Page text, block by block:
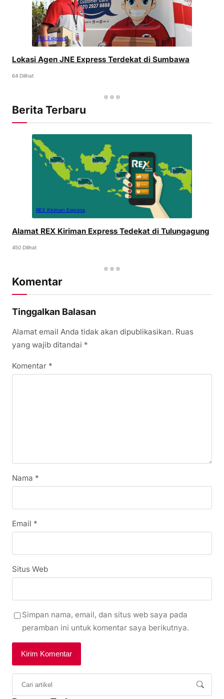
JNE Express
Lokasi Agen JNE Express Terdekat di Sumbawa
64 Dilihat
Berita Terbaru
REX Kiriman Express
Alamat REX Kiriman Express Tedekat di Tulungagung
450 Dilihat
Komentar
Tinggalkan Balasan
Alamat email Anda tidak akan dipublikasikan. Ruas
yang wajib ditandai *
Komentar *
Nama *
Email *
Situs Web
Simpan nama, email, dan situs web saya pada
peramban ini untuk komentar saya berikutnya.